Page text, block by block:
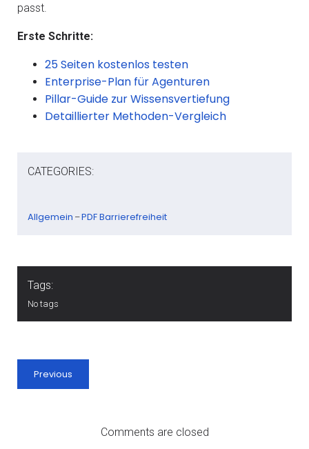
passt.
Erste Schritte:
25 Seiten kostenlos testen
Enterprise-Plan für Agenturen
Pillar-Guide zur Wissensvertiefung
Detaillierter Methoden-Vergleich
CATEGORIES:
Allgemein –PDF Barrierefreiheit
Tags:
No tags
Previous
Comments are closed